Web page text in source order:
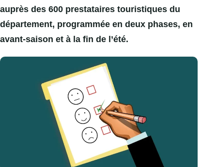
auprès des 600 prestataires touristiques du
département, programmée en deux phases, en
avant-saison et à la fin de l’été.